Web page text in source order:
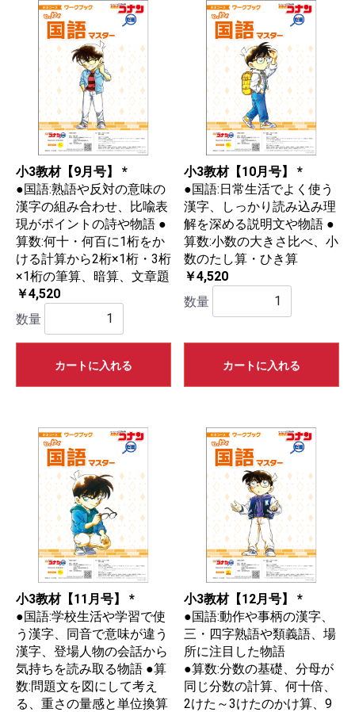
小3教材【9月号】 *
●国語:熟語や反対の意味の
漢字の組み合わせ、比喩表
現がポイントの詩や物語 ●
算数:何十・何百に1桁をか
ける計算から2桁×1桁・3桁
×1桁の筆算、暗算、文章題
￥4,520
数量
カートに入れる
小3教材【10月号】 *
●国語:日常生活でよく使う
漢字、しっかり読み込み理
解を深める説明文や物語 ●
算数:小数の大きさ比べ、小
数のたし算・ひき算
￥4,520
数量
カートに入れる
小3教材【11月号】 *
●国語:学校生活や学習で使
う漢字、同音で意味が違う
漢字、登場人物の会話から
気持ちを読み取る物語 ●算
数:問題文を図にして考え
る、重さの量感と単位換算
小3教材【12月号】 *
●国語:動作や事柄の漢字、
三・四字熟語や類義語、場
所に注目した物語
●算数:分数の基礎、分母が
同じ分数の計算、何十倍、
2けた～3けたのかけ算、9